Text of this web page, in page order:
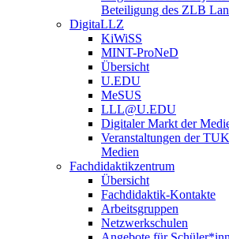
Beteiligung des ZLB
DigitaLLZ
KiWiSS
MINT-ProNeD
Übersicht
U.EDU
MeSUS
LLL@U.EDU
Digitaler Markt der
Veranstaltungen der
Medien
Fachdidaktikzentrum
Übersicht
Fachdidaktik-Kontakte
Arbeitsgruppen
Netzwerkschulen